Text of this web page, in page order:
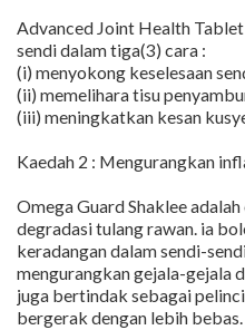
Advanced Joint Health
sendi dalam tiga(3) cara :
(i) menyokong keselesaan
(ii) memelihara tisu
(iii) meningkatkan kesan
Kaedah 2 : Mengurangkan
Omega Guard Shaklee
degradasi tulang rawan. ia
keradangan dalam sendi-
mengurangkan gejala-gejala
juga bertindak sebagai
bergerak dengan lebih bebas.